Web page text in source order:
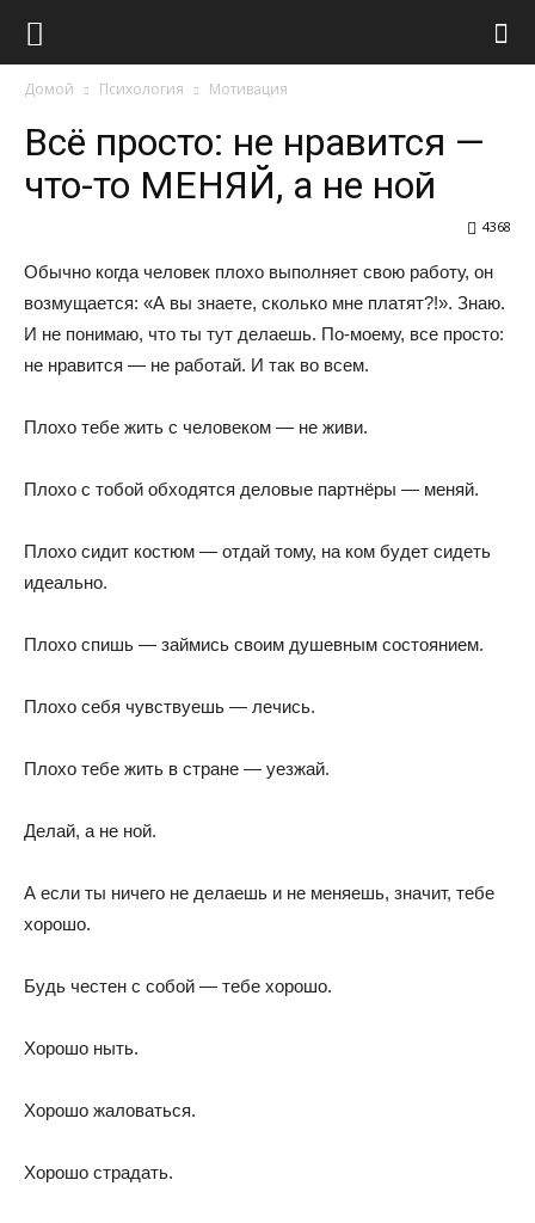
Домой Психология Мотивация
Всё просто: не нравится —
что-то МЕНЯЙ, а не ной
4368
Обычно когда человек плохо выполняет свою работу, он
возмущается: «А вы знаете, сколько мне платят?!». Знаю.
И не понимаю, что ты тут делаешь. По-моему, все просто:
не нравится — не работай. И так во всем.
Плохо тебе жить с человеком — не живи.
Плохо с тобой обходятся деловые партнёры — меняй.
Плохо сидит костюм — отдай тому, на ком будет сидеть
идеально.
Плохо спишь — займись своим душевным состоянием.
Плохо себя чувствуешь — лечись.
Плохо тебе жить в стране — уезжай.
Делай, а не ной.
А если ты ничего не делаешь и не меняешь, значит, тебе
хорошо.
Будь честен с собой — тебе хорошо.
Хорошо ныть.
Хорошо жаловаться.
Хорошо страдать.